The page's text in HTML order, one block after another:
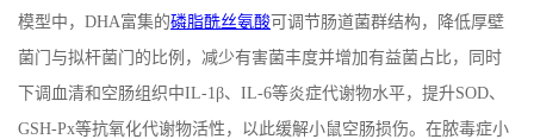
模型中， DHA富集的磷脂酰丝氨酸可调节肠道菌群结构，降低厚壁
菌门与拟杆菌门的比例，减少有害菌丰度并增加有益菌占比，同时
下调血清和空肠组织中IL-1β、 IL-6等炎症代谢物水平，提升SOD、
GSH-Px等抗氧化代谢物活性，以此缓解小鼠空肠损伤。在脓毒症小